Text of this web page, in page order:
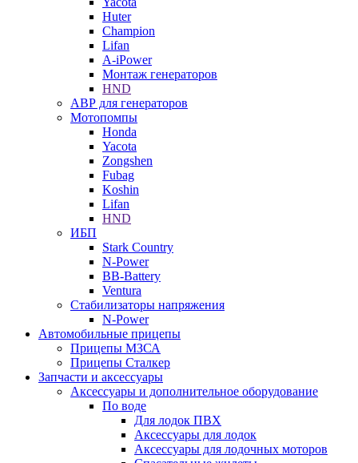
Huter
Champion
Lifan
A-iPower
Монтаж генераторов
HND
АВР для генераторов
Мотопомпы
Honda
Yacota
Zongshen
Fubag
Koshin
Lifan
HND
ИБП
Stark Country
N-Power
BB-Battery
Ventura
Стабилизаторы напряжения
N-Power
Автомобильные прицепы
Прицепы МЗСА
Прицепы Сталкер
Запчасти и аксессуары
Аксессуары и дополнительное оборудование
По воде
Для лодок ПВХ
Аксессуары для лодок
Аксессуары для лодочных моторов